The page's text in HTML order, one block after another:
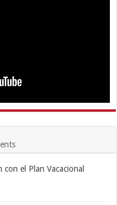
el Plan Vacacional